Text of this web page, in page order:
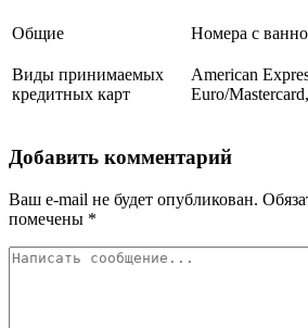
Общие Номера с
Виды принимаемых
кредитных карт
American
Euro/
Добавить комментарий
Ваш e-mail не будет опубликован.
помечены *